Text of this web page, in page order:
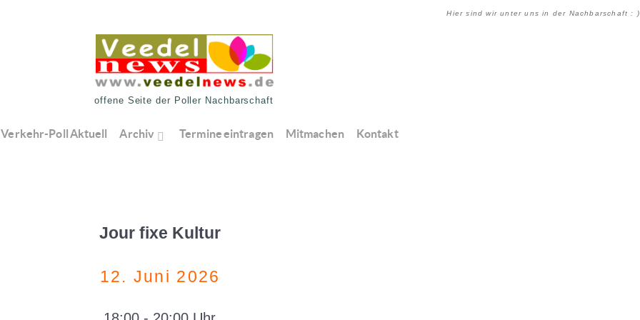
Hier sind wir unter uns in der Nachbarschaft : )
offene Seite der Poller Nachbarschaft
Verkehr-Poll Aktuell Archiv Termine eintragen Mitmachen Kontakt
Jour fixe Kultur
12. Juni 2026